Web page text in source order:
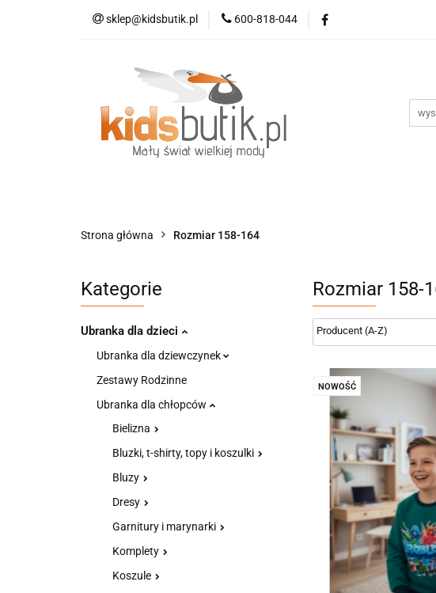
sklep@kidsbutik.pl 600-818-044
Kategorie
Strona główna Rozmiar 158-164
Kategorie
Ubranka dla dzieci
Ubranka dla dziewczynek
Zestawy Rodzinne
Ubranka dla chłopców
Bielizna
Bluzki, t-shirty, topy i koszulki
Bluzy
Dresy
Garnitury i marynarki
Komplety
Koszule
Rozmiar 158-
NOWOŚĆ